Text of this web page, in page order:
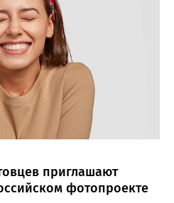
приглашают
фотопроекте